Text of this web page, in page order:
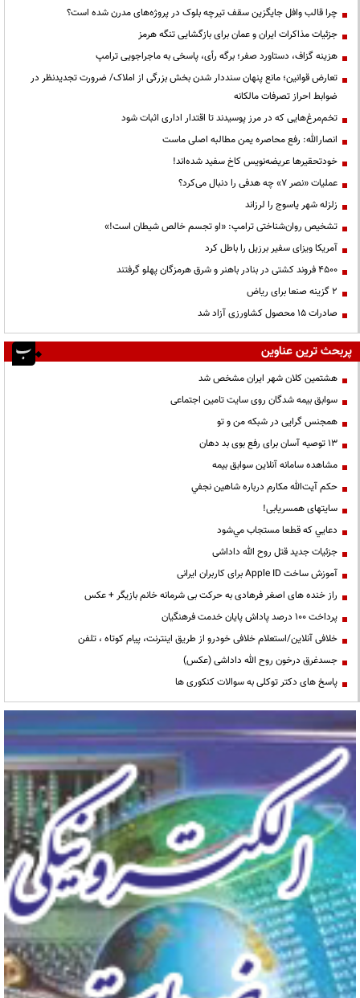
چرا قالب وافل جایگزین سقف تیرچه بلوک در پروژه‌های مدرن شده است؟
جزئیات مذاکرات ایران و عمان برای بازگشایی تنگه هرمز
هزینه گزاف، دستاورد صفر؛ برگه رأی، پاسخی به ماجراجویی ترامپ
تعارض قوانین؛ مانع پنهان سنددار شدن بخش بزرگی از املاک/ ضرورت تجدیدنظر در
ضوابط احراز تصرفات مالکانه
تخم‌مرغ‌هایی که در مرز پوسیدند تا اقتدار اداری اثبات شود
انصارالله: رفع محاصره یمن مطالبه اصلی ماست
خودتحقیرها عریضه‌نویس کاخ سفید شده‌اند!
عملیات «نصر ۷» چه هدفی را دنبال می‌کرد؟
زلزله شهر یاسوج را لرزاند
تشخیص روان‌شناختی ترامپ: «او تجسم خالص شیطان است!»
آمریکا ویزای سفیر برزیل را باطل کرد
۴۵۰۰ فروند کشتی در بنادر باهنر و شرق هرمزگان پهلو گرفتند
۲ گزینه صنعا برای ریاض
صادرات ۱۵ محصول کشاورزی آزاد شد
پربحث ترین عناوین
هشتمین کلان شهر ایران مشخص شد
سوابق بیمه شدگان روی سایت تامین اجتماعی
همجنس گرایی در شبکه من و تو
13 توصیه آسان برای رفع بوی بد دهان
مشاهده سامانه آنلاين سوابق بیمه
حكم آيت‌الله مكارم درباره شاهين نجفي
سایتهای همسریابی!
دعايي كه قطعا مستجاب مي‌شود
جزئیات جدید قتل روح الله داداشی
آموزش ساخت Apple ID برای کاربران ایرانی
راز خنده های اصغر فرهادی به حرکت بی شرمانه خانم بازیگر + عکس
پرداخت ۱۰۰ درصد پاداش پایان خدمت فرهنگیان
خلافی آنلاین/استعلام خلافی خودرو از طریق اینترنت، پیام کوتاه ، تلفن
جسدغرق درخون روح الله داداشی (عکس)
پاسخ های دکتر توکلی به سوالات کنکوری ها